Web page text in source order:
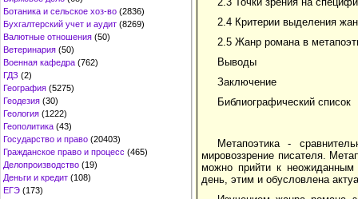
Ботаника и сельское хоз-во (2836)
Бухгалтерский учет и аудит (8269)
Валютные отношения (50)
Ветеринария (50)
Военная кафедра (762)
ГДЗ (2)
География (5275)
Геодезия (30)
Геология (1222)
Геополитика (43)
Государство и право (20403)
Гражданское право и процесс (465)
Делопроизводство (19)
Деньги и кредит (108)
ЕГЭ (173)
2.4 Критерии выделения
2.5 Жанр романа в
Выводы
Заключение
Библиографический список
Метапоэтика -
мировоззрение писателя.
можно прийти к неожиданным
день, этим и обусловлена